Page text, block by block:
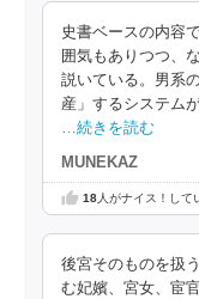
史書ベースの内容
囲気もありつつ、
説いている。男系
産」するシステム
…続きを読む
MUNEKAZ
18人がナイス！して
後宮そのものを扱
む妃嬪、宮女、宦